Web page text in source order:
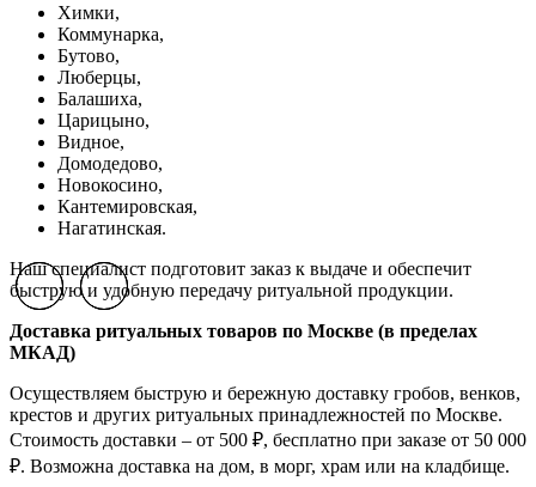
Химки,
Коммунарка,
Бутово,
Люберцы,
Балашиха,
Царицыно,
Видное,
Домодедово,
Новокосино,
Кантемировская,
Нагатинская.
Наш специалист подготовит заказ к выдаче и обеспечит
быструю и удобную передачу ритуальной продукции.
Доставка ритуальных товаров по Москве (в пределах
МКАД)
Осуществляем быструю и бережную доставку гробов, венков,
крестов и других ритуальных принадлежностей по Москве.
Стоимость доставки – от 500 ₽, бесплатно при заказе от 50 000
₽. Возможна доставка на дом, в морг, храм или на кладбище.
Previous slide
Next slide
Previous slide
Next slide
Previous slide
Next slide